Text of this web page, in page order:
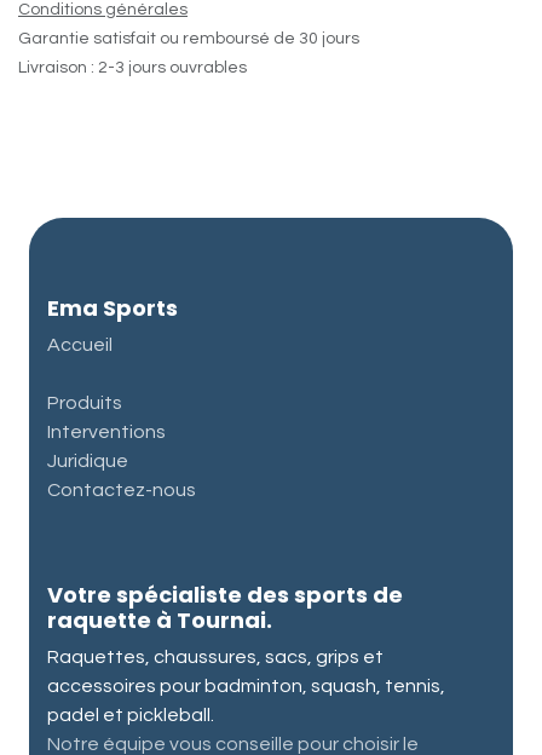
Conditions générales
Garantie satisfait ou remboursé de 30 jours
Livraison : 2-3 jours ouvrables
Ema Sports
Accueil
Produits
Interventions
Juridique
Contactez-nous
Votre spécialiste des sports de
raquette à Tournai.
Raquettes, chaussures, sacs, grips et
accessoires pour badminton, squash, tennis,
padel et pickleball.
Notre équipe vous conseille pour choisir le